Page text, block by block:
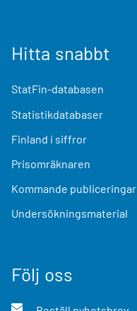
Hitta snabbt
StatFin-databasen
Statistikdatabaser
Finland i siffror
Prisomräknaren
Kommande publiceringar
Undersökningsmaterial
Följ oss